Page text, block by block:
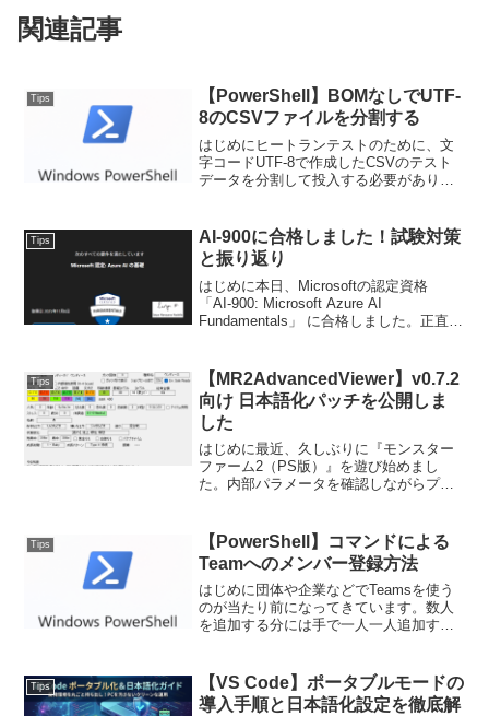
関連記事
Tips
【PowerShell】BOMなしでUTF-
8のCSVファイルを分割する
はじめにヒートランテストのために、文
字コードUTF-8で作成したCSVのテスト
データを分割して投入する必要がありま
ければならなかったため、PowerShellで
ス...
Tips
AI-900に合格しました！試験対策
と振り返り
はじめに本日、Microsoftの認定資格
「AI-900: Microsoft Azure AI
Fundamentals」 に合格しました。正直に
が推進されている...
Tips
【MR2AdvancedViewer】v0.7.2
向け 日本語化パッチを公開しま
した
はじめに最近、久しぶりに『モンスター
ファーム2（PS版）』を遊び始めまし
た。内部パラメータを確認しながらプレ
「MR2AdvancedViewer」 を見つけまし
た。しかし、現...
Tips
【PowerShell】コマンドによる
Teamへのメンバー登録方法
はじめに団体や企業などでTeamsを使う
のが当たり前になってきています。数人
を追加する分には手で一人一人追加する
なると登録の工数が膨大になります。本
稿では、Teams...
Tips
【VS Code】ポータブルモードの
導入手順と日本語化設定を徹底解